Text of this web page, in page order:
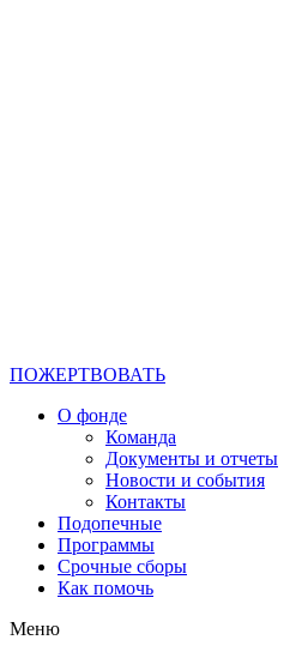
ПОЖЕРТВОВАТЬ
О фонде
Команда
Документы и отчеты
Новости и события
Контакты
Подопечные
Программы
Срочные сборы
Как помочь
Меню